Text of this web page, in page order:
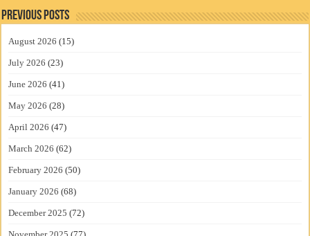
Previous Posts
August 2026 (15)
July 2026 (23)
June 2026 (41)
May 2026 (28)
April 2026 (47)
March 2026 (62)
February 2026 (50)
January 2026 (68)
December 2025 (72)